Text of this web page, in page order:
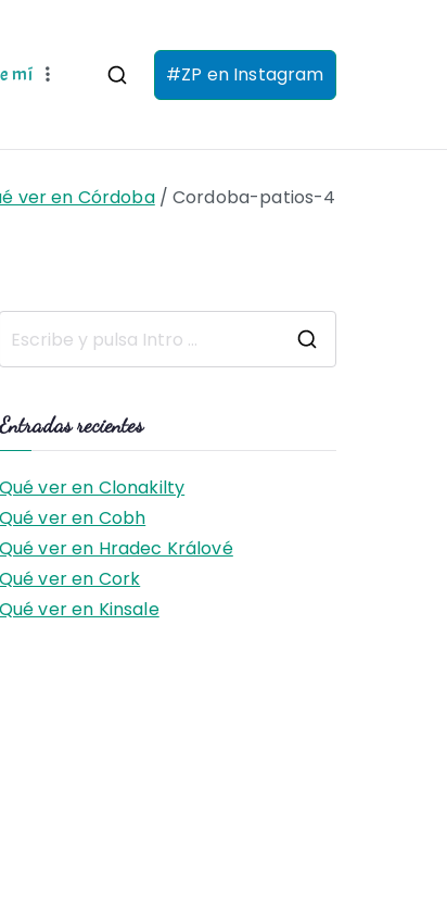
mí #ZP en Instagram
ver en Córdoba Cordoba-patios-4
Entradas recientes
Qué ver en Clonakilty
Qué ver en Cobh
Qué ver en Hradec Králové
Qué ver en Cork
Qué ver en Kinsale